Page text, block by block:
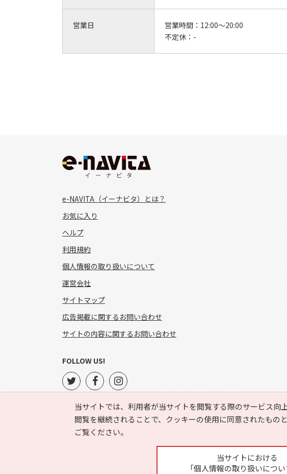
営業日 営業時間： 12:00～20:00
不定休： -
当サイトでは、利用者が当サイトを閲覧する際のサービス
閲覧を継続されることで、クッキーの使用に同意されたもの
ご覧ください。
当サイトにおける
「個人情報の取り扱いにつ
e-NAVITA（イーナビタ）とは？
お気に入り
ヘルプ
利用規約
個人情報の取り扱いについて
運営会社
サイトマップ
広告掲載に関するお問い合わせ
サイトの内容に関するお問い合わせ
FOLLOW US!